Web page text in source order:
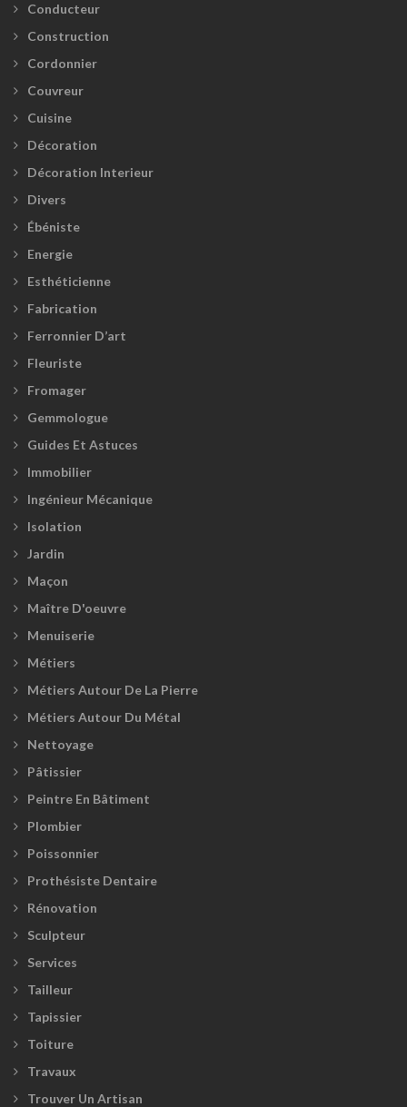
Conducteur
Construction
Cordonnier
Couvreur
Cuisine
Décoration
Décoration Interieur
Divers
Ébéniste
Energie
Esthéticienne
Fabrication
Ferronnier D’art
Fleuriste
Fromager
Gemmologue
Guides Et Astuces
Immobilier
Ingénieur Mécanique
Isolation
Jardin
Maçon
Maître D'oeuvre
Menuiserie
Métiers
Métiers Autour De La Pierre
Métiers Autour Du Métal
Nettoyage
Pâtissier
Peintre En Bâtiment
Plombier
Poissonnier
Prothésiste Dentaire
Rénovation
Sculpteur
Services
Tailleur
Tapissier
Toiture
Travaux
Trouver Un Artisan